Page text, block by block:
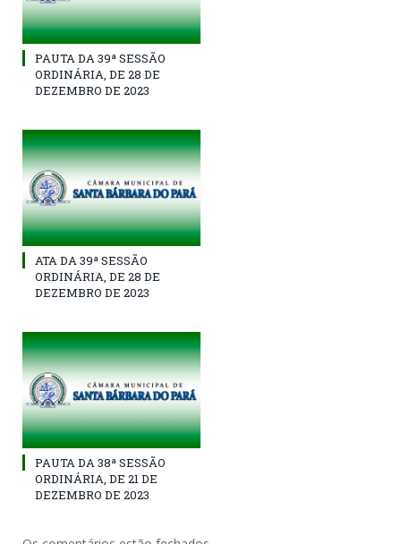
PAUTA DA 39ª SESSÃO
ORDINÁRIA, DE 28 DE
DEZEMBRO DE 2023
ATA DA 39ª SESSÃO
ORDINÁRIA, DE 28 DE
DEZEMBRO DE 2023
PAUTA DA 38ª SESSÃO
ORDINÁRIA, DE 21 DE
DEZEMBRO DE 2023